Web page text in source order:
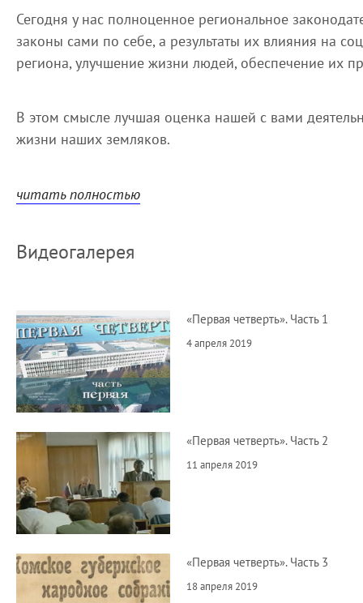
Сегодня у нас полноценное региональное
законы сами по себе, а результаты их влияния на
региона, улучшение жизни людей, обеспечение их
В этом смысле лучшая оценка нашей с вами
жизни наших земляков.
читать полностью
Видеогалерея
«Первая четверть». Часть 1
4 апреля 2019
«Первая четверть». Часть 2
11 апреля 2019
«Первая четверть». Часть 3
18 апреля 2019